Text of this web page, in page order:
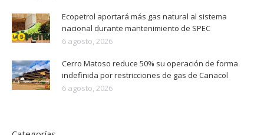
Ecopetrol aportará más gas natural al sistema
nacional durante mantenimiento de SPEC
6 agosto, 2026
Cerro Matoso reduce 50% su operación de forma
indefinida por restricciones de gas de Canacol
6 agosto, 2026